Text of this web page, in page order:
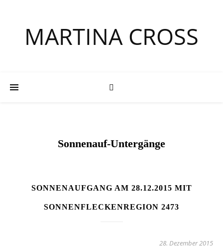
MARTINA CROSS
Sonnenauf-Untergänge
SONNENAUFGANG AM 28.12.2015 MIT
SONNENFLECKENREGION 2473
28. Dezember 2015